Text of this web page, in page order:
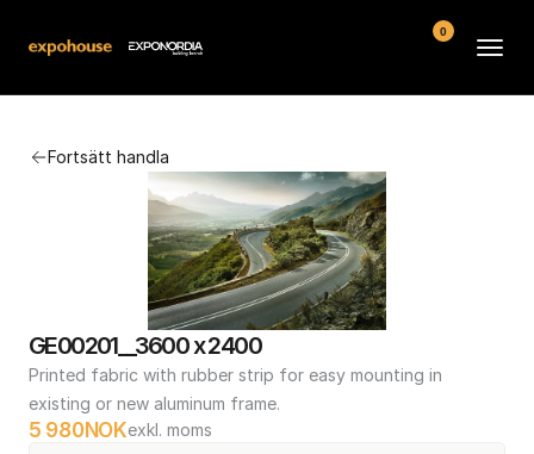
Fortsätt handla
GE00201__3600 x 2400
Printed fabric with rubber strip for easy mounting in
existing or new aluminum frame.
5 980NOKexkl. moms
Kontakt
Köpvillkor
0